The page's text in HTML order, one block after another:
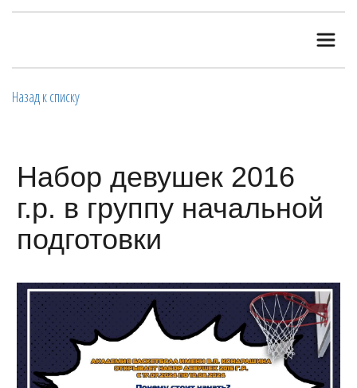
Назад к списку
Набор девушек 2016
г.р. в группу начальной
подготовки